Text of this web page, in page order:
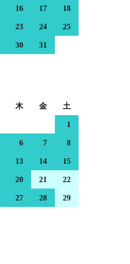
16 17 18
23 24 25
30 31
木 金 土
1
6 7 8
13 14 15
20 21 22
27 28 29